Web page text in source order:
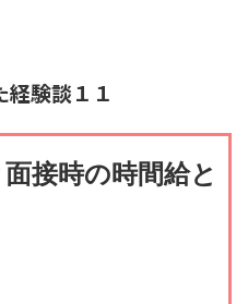
験談１１
接時の時間給と